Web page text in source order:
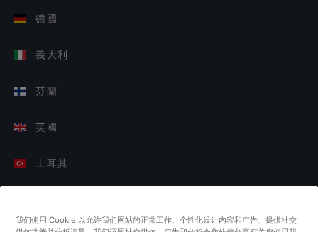
德國
義大利
芬蘭
英國
土耳其
我们使用 Cookie 以允许我们网站的正常工作、个性化设计内容和广告、提供社交